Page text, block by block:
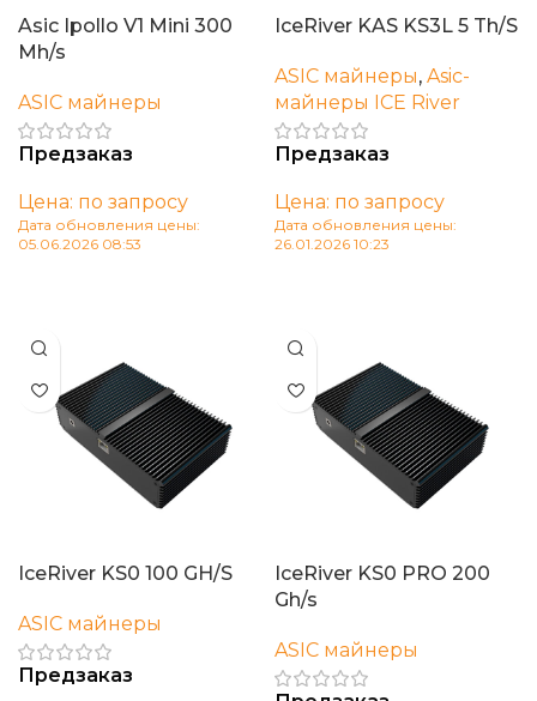
Asic Ipollo V1 Mini 300
Mh/s
ASIC майнеры
Предзаказ
Цена: по запросу
Дата обновления цены:
05.06.2026 08:53
IceRiver KAS KS3L 5 Th/S
ASIC майнеры, Asic-
майнеры ICE River
Предзаказ
Цена: по запросу
Дата обновления цены:
26.01.2026 10:23
IceRiver KS0 100 GH/S
ASIC майнеры
Предзаказ
IceRiver KS0 PRO 200
Gh/s
ASIC майнеры